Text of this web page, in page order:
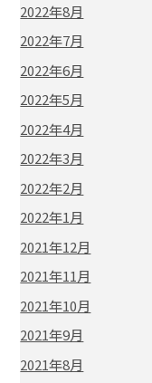
2022年8月
2022年7月
2022年6月
2022年5月
2022年4月
2022年3月
2022年2月
2022年1月
2021年12月
2021年11月
2021年10月
2021年9月
2021年8月